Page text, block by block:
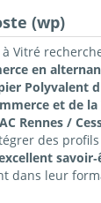
(wp)
Vitré
en
Polyvalent
et de la
Rennes /
des profils
dans leur